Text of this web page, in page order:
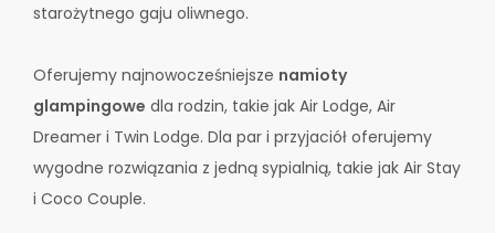
starożytnego gaju oliwnego.
Oferujemy najnowocześniejsze namioty
glampingowe dla rodzin, takie jak Air Lodge, Air
Dreamer i Twin Lodge. Dla par i przyjaciół oferujemy
wygodne rozwiązania z jedną sypialnią, takie jak Air Stay
i Coco Couple.